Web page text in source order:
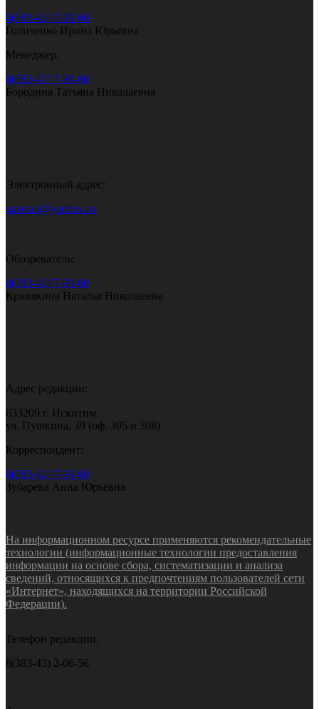
8(383-43) 7-90-60
Голиченко Ирина Юрьевна
Менеджер:
8(383-43) 7-90-60
Бородина Татьяна Николаевна
Электронный адрес:
gazeta.i@yandex.ru
Обозреватель:
8(383-43) 7-90-60
Кривякина Наталья Николаевна
Адрес редакции:
633209 г. Искитим
ул. Пушкина, 39 (оф. 305 и 308)
Корреспондент:
8(383-43) 7-90-60
Зубарева Анна Юрьевна
На информационном ресурсе применяются рекомендательные
технологии (информационные технологии предоставления
информации на основе сбора, систематизации и анализа
сведений, относящихся к предпочтениям пользователей сети
«Интернет», находящихся на территории Российской
Федерации).
Телефон редакции:
8(383-43) 2-06-56